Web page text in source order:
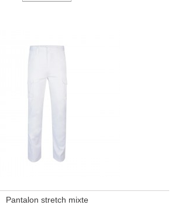
Pantalon stretch mixte